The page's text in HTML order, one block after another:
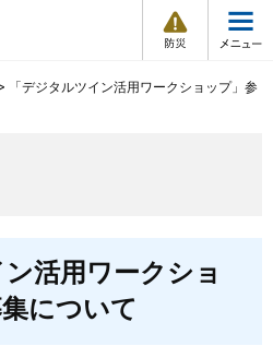
情
メ
ュ
>
「デジタルツイン活用ワークショップ」参
ン活用ワークショ
について